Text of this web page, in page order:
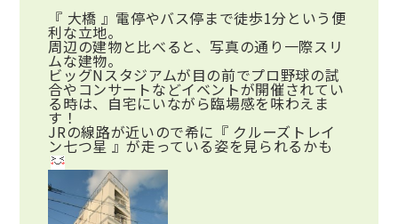
『 大橋 』電停やバス停まで徒歩1分という便
利な立地。
周辺の建物と比べると、写真の通り一際スリ
ムな建物。
ビッグNスタジアムが目の前でプロ野球の試
合やコンサートなどイベントが開催されてい
る時は、自宅にいながら臨場感を味わえま
す！
JRの線路が近いので希に『 クルーズトレイ
ン七つ星 』が走っている姿を見られるかも